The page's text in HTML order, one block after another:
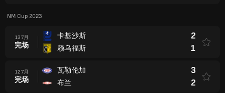
NM Cup 2023
13 7月
完场
卡基沙斯
赖乌福斯
2
1
12 7月
完场
瓦勒伦加
布兰
3
2